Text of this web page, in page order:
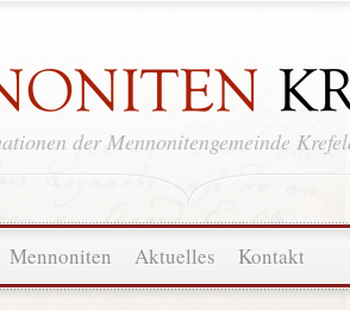
der Mennonitengemeinde
Mennoniten Aktuelles Kontakt